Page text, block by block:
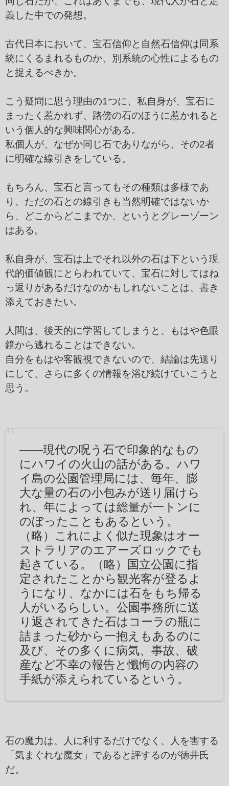
義した中での発想。
古代日本において、宝石信仰と自然石信仰は同系
統にくるまれるものか、別系統の心性によるもの
と捉えるべきか。
こう疑問に思う理由の1つに、私自身が、宝石に
まったく惹かれず、路傍の石のほうに惹かれると
いう個人的な興味関心がある。
私個人が、なぜか同じ石でありながら、その2者
に明確な線引きをしている。
もちろん、宝石と言ってもその種類は多様であ
り、ただの石との線引きも当然明確ではないか
ら、どこからどこまでか、というとグレーゾーン
はある。
私自身が、宝石は上でそれ以外の石は下という現
代的価値観にとらわれていて、宝石に対してはね
っ返りがあるだけなのかもしれないことは、書き
添えておきたい。
人間は、後天的に学習してしまうと、もはや色眼
鏡から逃れることはできない。
自分をもはや客観視できないので、結論は先送り
にして、さらに多くの情報を浴び続けていこうと
思う。
――現代の呪う石で印象的なもの
にハワイの火山の話がある。ハワ
イ島の公園管理局には、毎年、膨
大な量の石の小包みが送り届けら
れ、年によっては総量が一トンに
のぼったこともあるという。
（略）これによく似た現象はオー
ストラリアのエアーズロックでも
起きている。（略）国立公園に指
定されたことから観光客が登るよ
うになり、なかには石をもち帰る
人がいるらしい。公園事務所に送
り返されてきた石はコーラの瓶に
詰まった砂から一抱えもあるのに
及び、その多くに病気、事故、破
産など不幸の報告と懺悔の内容の
手紙が添えられているという。
石の魔力は、人に利するだけでなく、人を害する
「気まぐれな魔女」であると評するのが徳井氏
だ。